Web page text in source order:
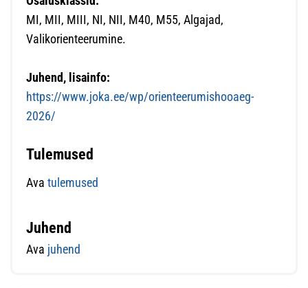
MI, MII, MIII, NI, NII, M40, M55, Algajad,
Valikorienteerumine.
Juhend, lisainfo:
https://www.joka.ee/wp/orienteerumishooaeg-
2026/
Tulemused
Ava tulemused
Juhend
Ava juhend